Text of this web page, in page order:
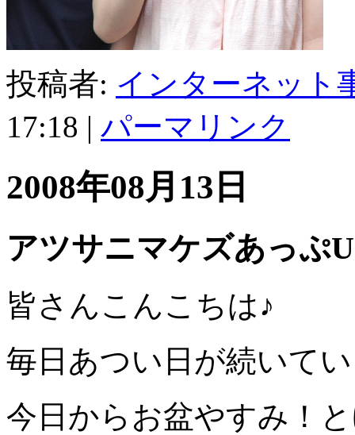
投稿者: インターネット
17:18 | パーマリンク
2008年08月13日
アツサニマケズあっぷ
皆さんこんこちは♪
毎日あつい日が続いて
今日からお盆やすみ！